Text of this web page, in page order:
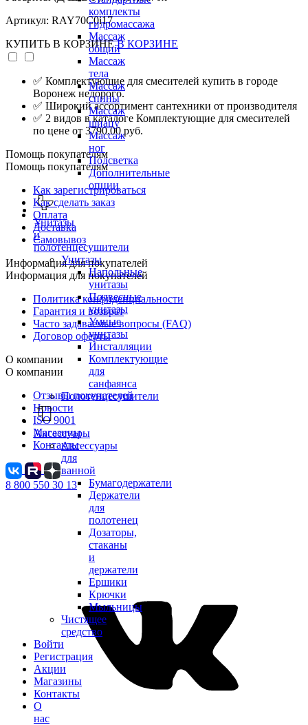
комплекты
гидромассажа
Массаж
общий
Массаж
тела
Массаж
спины
Массаж
шиацу
Массаж
ног
Подсветка
Дополнительные
опции
Унитазы
и
полотенцесушители
Унитазы
Напольные
унитазы
Подвесные
унитазы
Умные
унитазы
Инсталляции
Комплектующие
для
санфаянса
Полотенцесушители
Аксессуары
Аксессуары
для
ванной
Бумагодержатели
Держатели
для
полотенец
Дозаторы,
стаканы
и
держатели
Ершики
Крючки
Мыльницы
Чистящее
средство
Войти
Регистрация
Акции
Магазины
Контакты
О
нас
Артикул: RAY70C0i17
КУПИТЬ В КОРЗИНЕ В КОРЗИНЕ
✅ Комплектующие для смесителей купить в городе
Воронеж недорого.
✅ Широкий ассортимент сантехники от производителя
✅ 2 видов в каталоге Комплектующие для смесителей
по цене от 3790.00 руб.
Помощь покупателям
Помощь покупателям
Как зарегистрироваться
Как сделать заказ
Оплата
Доставка
Самовывоз
Информация для покупателей
Информация для покупателей
Политика конфиденциальности
Гарантия и возврат
Часто задаваемые вопросы (FAQ)
Договор оферты
О компании
О компании
Отзывы покупателей
Новости
ISO 9001
Магазины
Контакты
8 800 550 30 13